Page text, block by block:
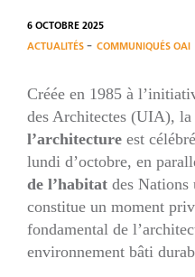
6 OCTOBRE 2025
ACTUALITÉS - COMMUNIQUÉS OAI
Créée en 1985 à
des Architectes (UIA), la
l’architecture est
lundi d’octobre, en
de l’habitat des Nations
constitue un moment
fondamental de
environnement bâti